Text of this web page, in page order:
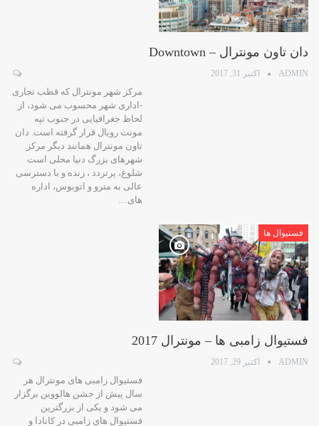
دان تاون مونترال – Downtown
ADMIN اکتبر 31, 2017
مرکز شهر مونترال که قطب تجاری
-اداری شهر محسوب می شود، از
لحاظ جغرافیایی در جنوب تپه
مونت رویال قرار گرفته است. دان
تاون مونترال همانند دیگر مرکز
شهرهای بزرگ دنیا محلی است
شلوغ، پرتردد ، زنده و با دسترسی
عالی به مترو و اتوبوس، اداره
های…
فستیوال ها
فستیوال زامبی ها – مونترال 2017
ADMIN اکتبر 29, 2017
فستیوال زامبی های مونترال هر
سال پیش از جشن هالووین برگزار
می شود و یکی از بزرگترین
فستیوال های زامبی در کانادا و